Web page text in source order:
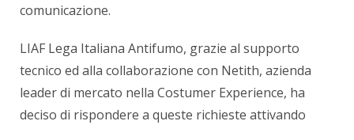
comunicazione.
LIAF Lega Italiana Antifumo, grazie al supporto
tecnico ed alla collaborazione con Netith, azienda
leader di mercato nella Costumer Experience, ha
deciso di rispondere a queste richieste attivando